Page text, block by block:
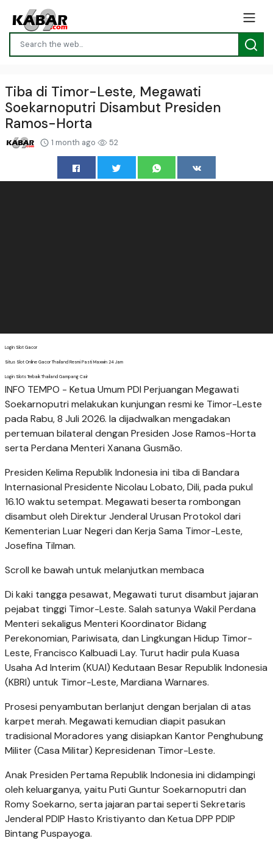
Tiba di Timor-Leste, Megawati
Soekarnoputri Disambut Presiden
Ramos-Horta
1 month ago 52
Login Slot Gacor
Situs Slot Online Gacor Thailand Resmi Pasti Maxwin 24 Jam
Login Slots Terbaik Thailand Gampang Cair
INFO TEMPO - Ketua Umum PDI Perjuangan Megawati
Soekarnoputri melakukan kunjungan resmi ke Timor-Leste
pada Rabu, 8 Juli 2026. Ia dijadwalkan mengadakan
pertemuan bilateral dengan Presiden Jose Ramos-Horta
serta Perdana Menteri Xanana Gusmão.
Presiden Kelima Republik Indonesia ini tiba di Bandara
Internasional Presidente Nicolau Lobato, Dili, pada pukul
16.10 waktu setempat. Megawati beserta rombongan
disambut oleh Direktur Jenderal Urusan Protokol dari
Kementerian Luar Negeri dan Kerja Sama Timor-Leste,
Josefina Tilman.
Scroll ke bawah untuk melanjutkan membaca
Di kaki tangga pesawat, Megawati turut disambut jajaran
pejabat tinggi Timor-Leste. Salah satunya Wakil Perdana
Menteri sekaligus Menteri Koordinator Bidang
Perekonomian, Pariwisata, dan Lingkungan Hidup Timor-
Leste, Francisco Kalbuadi Lay. Turut hadir pula Kuasa
Usaha Ad Interim (KUAI) Kedutaan Besar Republik Indonesia
(KBRI) untuk Timor-Leste, Mardiana Warnares.
Prosesi penyambutan berlanjut dengan berjalan di atas
karpet merah. Megawati kemudian diapit pasukan
tradisional Moradores yang disiapkan Kantor Penghubung
Militer (Casa Militar) Kepresidenan Timor-Leste.
Anak Presiden Pertama Republik Indonesia ini didampingi
oleh keluarganya, yaitu Puti Guntur Soekarnoputri dan
Romy Soekarno, serta jajaran partai seperti Sekretaris
Jenderal PDIP Hasto Kristiyanto dan Ketua DPP PDIP
Bintang Puspayoga.